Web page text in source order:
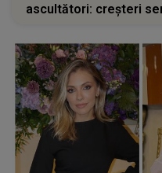
ascultători: creșteri